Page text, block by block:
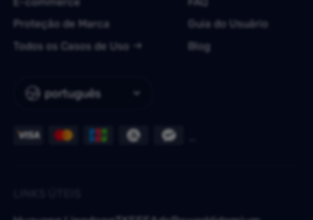
português
Proteção de Marca
Todos os Casos de Uso
Guia do Usuário
Blog